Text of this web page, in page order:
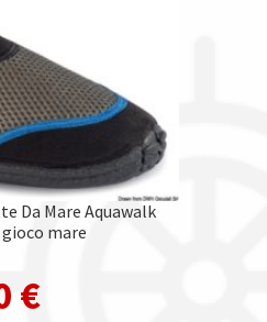
Da Mare Aquawalk
gioco mare
€